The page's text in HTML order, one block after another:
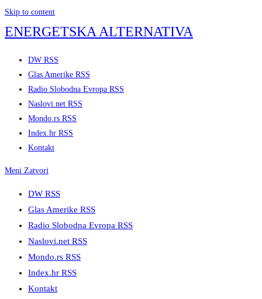
Skip to content
ENERGETSKA ALTERNATIVA
DW RSS
Glas Amerike RSS
Radio Slobodna Evropa RSS
Naslovi.net RSS
Mondo.rs RSS
Index.hr RSS
Kontakt
Meni Zatvori
DW RSS
Glas Amerike RSS
Radio Slobodna Evropa RSS
Naslovi.net RSS
Mondo.rs RSS
Index.hr RSS
Kontakt